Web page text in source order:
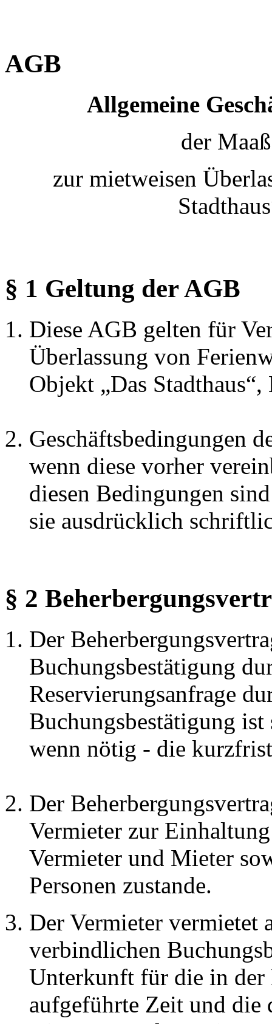
AGB
Allgemeine
der
zur mietweisen
§ 1 Geltung der AGB
Diese AGB gelten für
Überlassung von
Objekt „Das
Geschäftsbedingungen
wenn diese vorher
diesen Bedingungen
sie ausdrücklich
§ 2
Der
Buchungsbestätigung
Reservierungsanfrage
Buchungsbestätigung
wenn nötig - die
Der
Vermieter zur
Vermieter und Mieter
Personen zustande.
Der Vermieter vermietet
verbindlichen
Unterkunft für die in der
aufgeführte Zeit und die